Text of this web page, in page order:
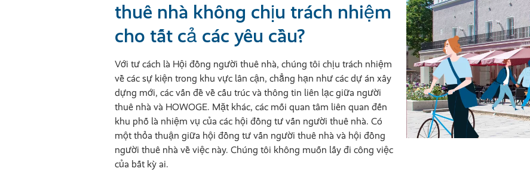
thuê nhà không chịu trách nhiệm
cho tất cả các yêu cầu?
Với tư cách là Hội đồng người thuê nhà, chúng tôi chịu trách nhiệm
về các sự kiện trong khu vực lân cận, chẳng hạn như các dự án xây
dựng mới, các vấn đề về cấu trúc và thông tin liên lạc giữa người
thuê nhà và HOWOGE. Mặt khác, các mối quan tâm liên quan đến
khu phố là nhiệm vụ của các hội đồng tư vấn người thuê nhà. Có
một thỏa thuận giữa hội đồng tư vấn người thuê nhà và hội đồng
người thuê nhà về việc này. Chúng tôi không muốn lấy đi công việc
của bất kỳ ai.